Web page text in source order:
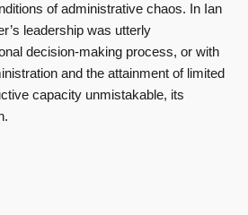
of administrative chaos. In Ian
leadership was utterly
decision-making process, or with
and the attainment of limited
capacity unmistakable, its